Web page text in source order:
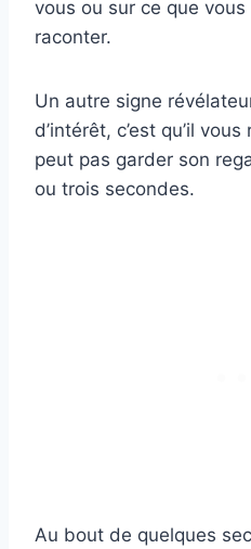
vous ou sur ce que
raconter.
Un autre signe
d’intérêt, c’est qu’il
peut pas garder son
ou trois secondes.
Au bout de quelques